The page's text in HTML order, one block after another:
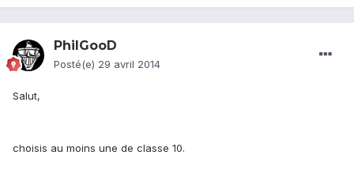
PhilGooD
Posté(e) 29 avril 2014
Salut,
choisis au moins une de classe 10.